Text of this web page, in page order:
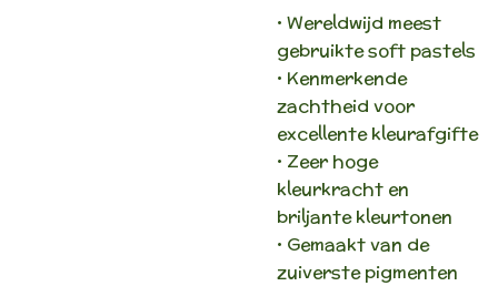
• Wereldwijd meest
gebruikte soft pastels
• Kenmerkende
zachtheid voor
excellente kleurafgifte
• Zeer hoge
kleurkracht en
briljante kleurtonen
• Gemaakt van de
zuiverste pigmenten